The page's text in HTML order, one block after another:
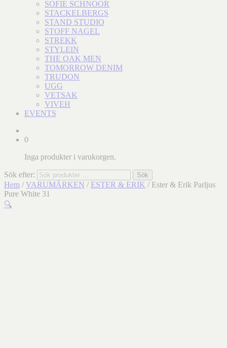
SOFIE SCHNOOR
STACKELBERGS
STAND STUDIO
STOFF NAGEL
STREKK
STYLEIN
THE OAK MEN
TOMORROW DENIM
TRUDON
UGG
VETSAK
VIVEH
EVENTS
0
Inga produkter i varukorgen.
Sök efter: Sök
Hem / VARUMÄRKEN / ESTER & ERIK / Ester & Erik Parljus
Pure White 31
🔍